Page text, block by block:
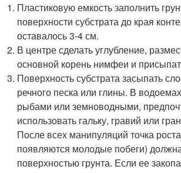
Пластиковую емкость заполнить
поверхности субстрата до края
оставалось 3-4 см.
В центре сделать углубление,
основной корень нимфеи и
Поверхность субстрата засыпать
речного песка или глины. В
рыбами или земноводными,
использовать гальку, гравий или
После всех манипуляций точка
появляются молодые побеги)
поверхностью грунта. Если ее